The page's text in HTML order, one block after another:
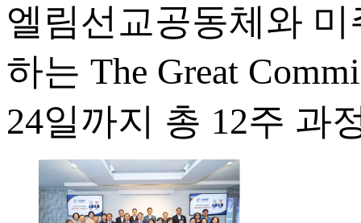
엘림선교공동체와
하는 The Great
24일까지 총 12주 과